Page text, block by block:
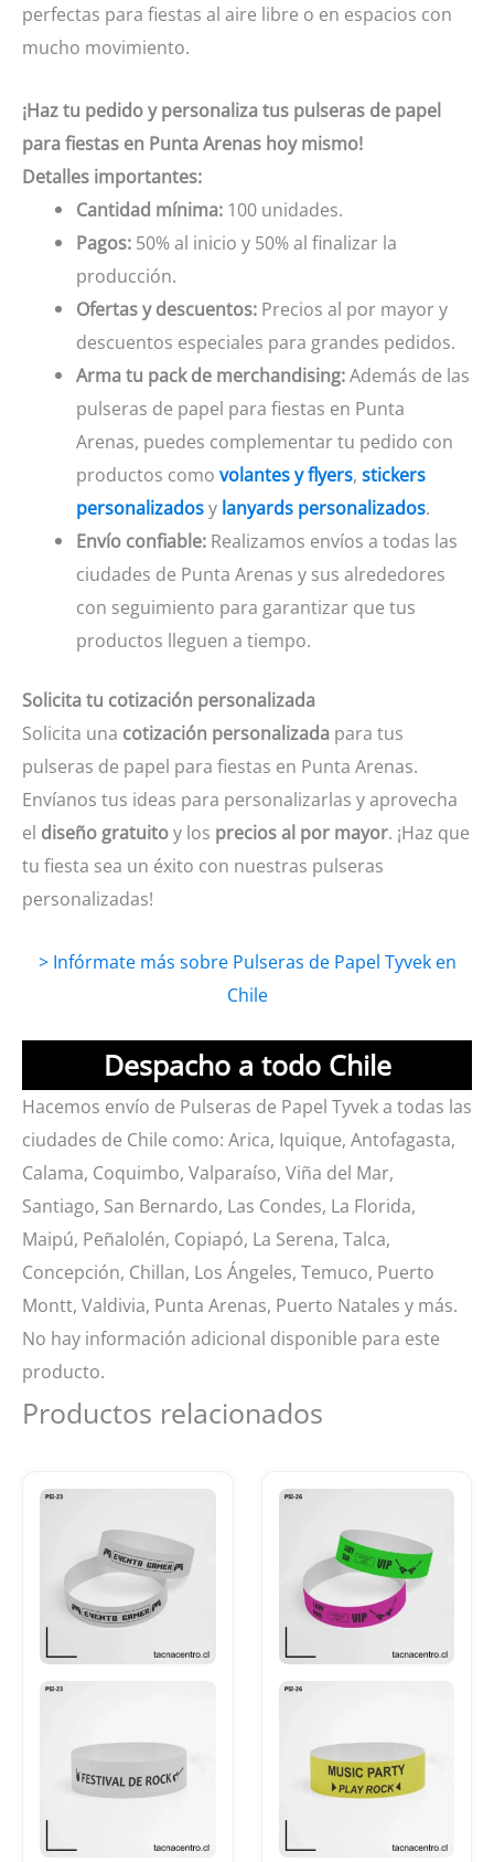
perfectas para fiestas al aire libre o en espacios con
mucho movimiento.
¡Haz tu pedido y personaliza tus pulseras de papel
para fiestas en Punta Arenas hoy mismo!
Detalles importantes:
Cantidad mínima: 100 unidades.
Pagos: 50% al inicio y 50% al finalizar la
producción.
Ofertas y descuentos: Precios al por mayor y
descuentos especiales para grandes pedidos.
Arma tu pack de merchandising:Además de las
pulseras de papel para fiestas en Punta
Arenas, puedes complementar tu pedido con
productos comovolantes y flyers,stickers
personalizadosy lanyards personalizados.
Envío confiable: Realizamos envíos a todas las
ciudades de Punta Arenas y sus alrededores
con seguimiento para garantizar que tus
productos lleguen a tiempo.
Solicita tu cotización personalizada
Solicita una cotización personalizada para tus
pulseras de papel para fiestas en Punta Arenas.
Envíanos tus ideas para personalizarlas y aprovecha
el diseño gratuitoy los precios al por mayor. ¡Haz que
tu fiesta sea un éxito con nuestras pulseras
personalizadas!
> Infórmate más sobre Pulseras de Papel Tyvek en
Chile
Despacho a todo Chile
Hacemos envío de Pulseras de Papel Tyvek a todas las
ciudades de Chile como: Arica, Iquique, Antofagasta,
Calama, Coquimbo, Valparaíso, Viña del Mar,
Santiago, San Bernardo, Las Condes, La Florida,
Maipú, Peñalolén, Copiapó, La Serena, Talca,
Concepción, Chillan, Los Ángeles, Temuco, Puerto
Montt, Valdivia, Punta Arenas, Puerto Natales y más.
No hay información adicional disponible para este
producto.
Productos relacionados